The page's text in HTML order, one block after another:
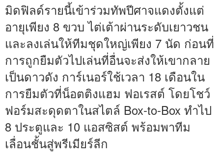
มิดฟิลด์รายนี้เข้าร่วมทัพปีศาจแดงตั้งแต่
อายุเพียง 8 ขวบ ไต่เต้าผ่านระดับเยาวชน
และลงเล่นให้ทีมชุดใหญ่เพียง 7 นัด ก่อนที่
การถูกยืมตัวไปเล่นที่อื่นจะส่งให้เขากลาย
เป็นดาวดัง การ์เนอร์ใช้เวลา 18 เดือนใน
การยืมตัวที่น็อตติงแฮม ฟอเรสต์ โดยโชว์
ฟอร์มสะดุดตาในสไตล์ Box-to-Box ทำไป
8 ประตูและ 10 แอสซิสต์ พร้อมพาทีม
เลื่อนชั้นสู่พรีเมียร์ลีก